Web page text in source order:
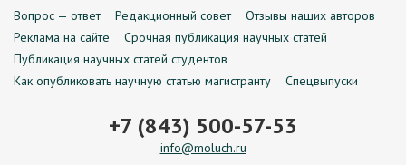
Вопрос — ответ Редакционный совет
Отзывы наших авторов
Реклама на сайте
Срочная публикация научных статей
Публикация научных статей студентов
Как опубликовать научную статью магистранту
Спецвыпуски
+7 (843) 500-57-53
info@moluch.ru